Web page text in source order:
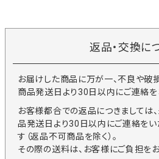
返品・交換に
お届けした商品に万が一、不良や破
商品発送日より30日以内にご連絡を
お客様都合での返品につきましては
品発送日より30日以内にご連絡を
す（返品不可商品を除く）。
その際の送料は、お客様にご負担をお